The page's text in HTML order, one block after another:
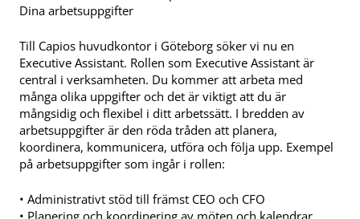
Dina arbetsuppgifter
Till Capios huvudkontor i Göteborg söker vi nu en
Executive Assistant. Rollen som Executive Assistant är
central i verksamheten. Du kommer att arbeta med
många olika uppgifter och det är viktigt att du är
mångsidig och flexibel i ditt arbetssätt. I bredden av
arbetsuppgifter är den röda tråden att planera,
koordinera, kommunicera, utföra och följa upp. Exempel
på arbetsuppgifter som ingår i rollen:
• Administrativt stöd till främst CEO och CFO
• Planering och koordinering av möten och kalendrar